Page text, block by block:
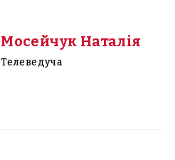
Мосейчук Наталія
Телеведуча